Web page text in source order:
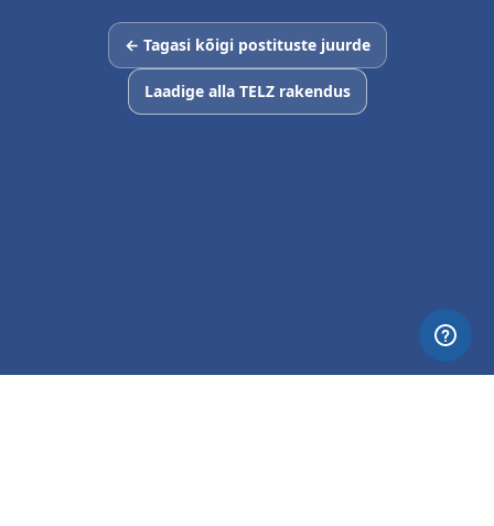
← Tagasi kõigi postituste juurde
Laadige alla TELZ rakendus